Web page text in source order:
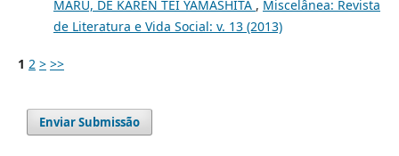
MARU, DE KAREN TEI YAMASHITA , Miscelânea: Revista
de Literatura e Vida Social: v. 13 (2013)
1 2 > >>
Enviar Submissão